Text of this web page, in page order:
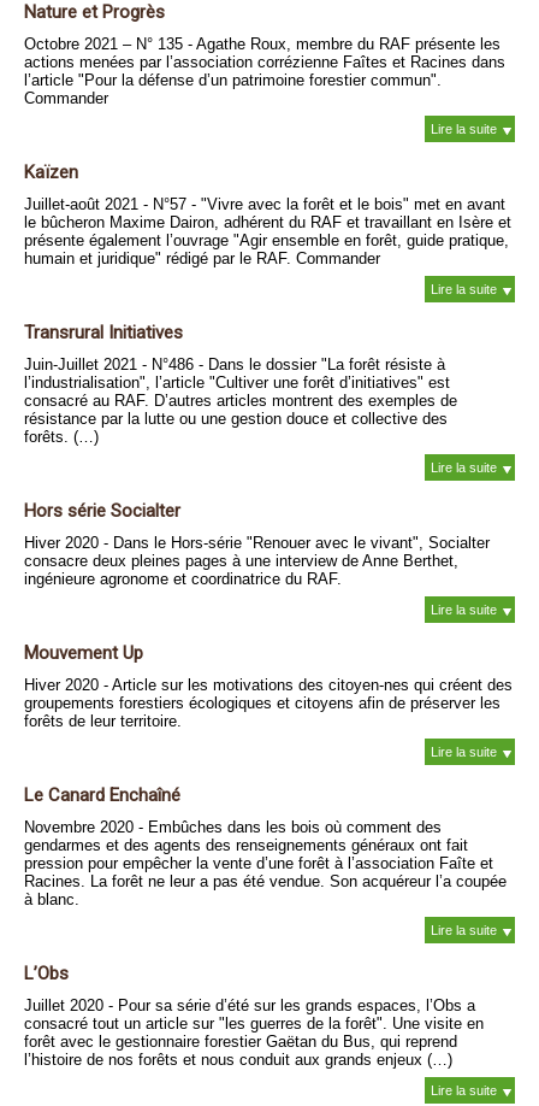
Nature et Progrès
Octobre 2021 – N° 135 - Agathe Roux, membre du RAF présente les
actions menées par l’association corrézienne Faîtes et Racines dans
l’article "Pour la défense d’un patrimoine forestier commun".
Commander
Lire la suite
Kaïzen
Juillet-août 2021 - N°57 - "Vivre avec la forêt et le bois" met en avant
le bûcheron Maxime Dairon, adhérent du RAF et travaillant en Isère et
présente également l’ouvrage "Agir ensemble en forêt, guide pratique,
humain et juridique" rédigé par le RAF. Commander
Lire la suite
Transrural Initiatives
Juin-Juillet 2021 - N°486 - Dans le dossier "La forêt résiste à
l’industrialisation", l’article "Cultiver une forêt d’initiatives" est
consacré au RAF. D’autres articles montrent des exemples de
résistance par la lutte ou une gestion douce et collective des
forêts. (…)
Lire la suite
Hors série Socialter
Hiver 2020 - Dans le Hors-série "Renouer avec le vivant", Socialter
consacre deux pleines pages à une interview de Anne Berthet,
ingénieure agronome et coordinatrice du RAF.
Lire la suite
Mouvement Up
Hiver 2020 - Article sur les motivations des citoyen-nes qui créent des
groupements forestiers écologiques et citoyens afin de préserver les
forêts de leur territoire.
Lire la suite
Le Canard Enchaîné
Novembre 2020 - Embûches dans les bois où comment des
gendarmes et des agents des renseignements généraux ont fait
pression pour empêcher la vente d’une forêt à l’association Faîte et
Racines. La forêt ne leur a pas été vendue. Son acquéreur l’a coupée
à blanc.
Lire la suite
L’Obs
Juillet 2020 - Pour sa série d’été sur les grands espaces, l’Obs a
consacré tout un article sur "les guerres de la forêt". Une visite en
forêt avec le gestionnaire forestier Gaëtan du Bus, qui reprend
l’histoire de nos forêts et nous conduit aux grands enjeux (…)
Lire la suite